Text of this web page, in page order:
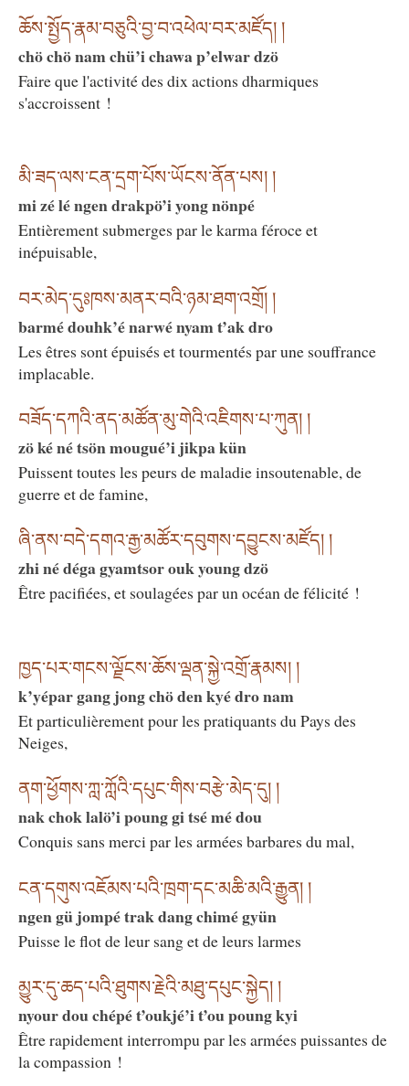
ཆོས་སྤྱོད་རྣམ་བཅུའི་བྱ་བ་འཕེལ་བར་མཛོད། །
chö chö nam chü’i chawa p’elwar dzö
Faire que l'activité des dix actions dharmiques
s'accroissent !
མི་ཟད་ལས་ངན་དྲག་པོས་ཡོངས་ནོན་པས། །
mi zé lé ngen drakpö’i yong nönpé
Entièrement submerges par le karma féroce et
inépuisable,
བར་མེད་དུཿཁས་མནར་བའི་ཉམ་ཐག་འགྲོ། །
barmé douhk’é narwé nyam t’ak dro
Les êtres sont épuisés et tourmentés par une souffrance
implacable.
བཟོད་དཀའི་ནད་མཚོན་མུ་གེའི་འཇིགས་པ་ཀུན། །
zö ké né tsön mougué’i jikpa kün
Puissent toutes les peurs de maladie insoutenable, de
guerre et de famine,
ཞི་ནས་བདེ་དགའ་རྒྱ་མཚོར་དབུགས་དབྱུངས་མཛོད། །
zhi né déga gyamtsor ouk young dzö
Être pacifiées, et soulagées par un océan de félicité !
ཁྱད་པར་གངས་ལྗོངས་ཆོས་ལྡན་སྐྱེ་འགྲོ་རྣམས། །
k’yépar gang jong chö den kyé dro nam
Et particulièrement pour les pratiquants du Pays des
Neiges,
ནག་ཕྱོགས་ཀླ་ཀློའི་དཔུང་གིས་བརྩེ་མེད་དུ། །
nak chok lalö’i poung gi tsé mé dou
Conquis sans merci par les armées barbares du mal,
ངན་དགུས་འཇོམས་པའི་ཁྲག་དང་མཆི་མའི་རྒྱུན། །
ngen gü jompé trak dang chimé gyün
Puisse le flot de leur sang et de leurs larmes
མྱུར་དུ་ཆད་པའི་ཐུགས་རྗེའི་མཐུ་དཔུང་སྐྱེད། །
nyour dou chépé t’oukjé’i t’ou poung kyi
Être rapidement interrompu par les armées puissantes de
la compassion !